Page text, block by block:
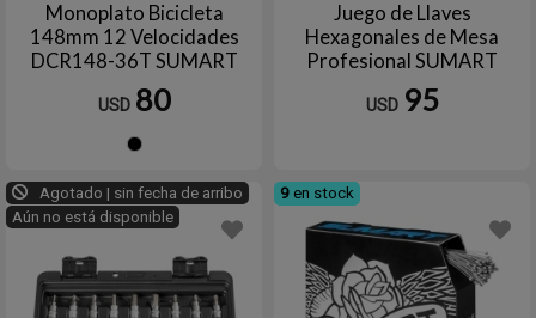
Monoplato Bicicleta
148mm 12 Velocidades
DCR148-36T SUMART
TOOLS
USD 80
Juego de Llaves
Hexagonales de Mesa
Profesional SUMART
USD 95
Agotado | sin fecha de arribo
Aún no está disponible
9 en stock